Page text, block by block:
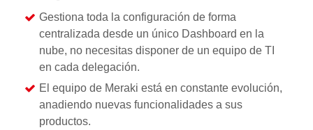
Gestiona toda la configuración de forma
centralizada desde un único Dashboard en la
nube, no necesitas disponer de un equipo de TI
en cada delegación.
El equipo de Meraki está en constante evolución,
anadiendo nuevas funcionalidades a sus
productos.